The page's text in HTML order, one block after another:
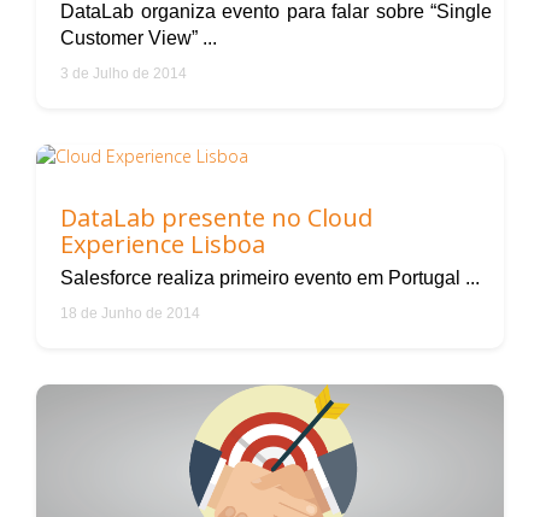
DataLab organiza evento para falar sobre “Single
Customer View” ...
3 de Julho de 2014
DataLab presente no Cloud
Experience Lisboa
Salesforce realiza primeiro evento em Portugal ...
18 de Junho de 2014